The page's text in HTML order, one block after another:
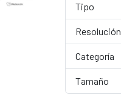
Tipo
Resolución
Categoría
Tamaño